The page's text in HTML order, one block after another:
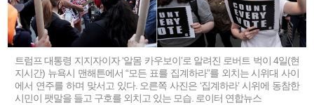
트럼프 대통령 지지자이자 ‘알몸 카우보이’로 알려진 로버트 벅이 4일(현
지시간) 뉴욕시 맨해튼에서 “모든 표를 집계하라”를 외치는 시위대 사이
에서 연주를 하며 맞서고 있다. 오른쪽 사진은 ‘집계하라’ 시위에 동참한
시민이 팻말을 들고 구호를 외치고 있는 모습. 로이터 연합뉴스